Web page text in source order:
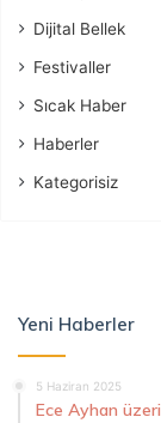
Dijital Bellek
Festivaller
Sıcak Haber
Haberler
Kategorisiz
Yeni Haberler
5 Haziran 2025
Ece Ayhan